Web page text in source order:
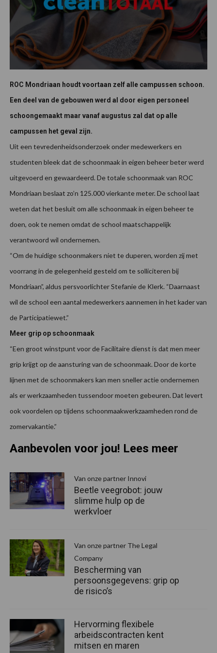
ROC Mondriaan houdt voortaan zelf alle campussen schoon.
Een deel van de gebouwen werd al door eigen personeel
schoongemaakt maar vanaf augustus zal dat op alle
campussen het geval zijn.
Uit een tevredenheidsonderzoek onder medewerkers en
studenten bleek dat de schoonmaak in eigen beheer beter werd
uitgevoerd en gewaardeerd. De totale schoonmaak van ROC
Mondriaan beslaat zo’n 125.000 vierkante meter. De school laat
weten dat het besluit om alle schoonmaak in eigen beheer te
doen, ook te nemen omdat de school maatschappelijk
verantwoord wil ondernemen.
“Om de huidige schoonmakers niet te duperen, worden zij met
voorrang in de gelegenheid gesteld om te solliciteren bij
Mondriaan”, aldus persvoorlichter Stefanie de Klerk. “Daarnaast
wil de school een aantal medewerkers aannemen in het kader van
de Participatiewet.”
Meer grip op schoonmaak
“Een groot winstpunt voor de Facilitaire dienst is dat men meer
grip krijgt op de aansturing van de schoonmaak. Door de korte
lijnen met de schoonmakers kan men sneller actie ondernemen
als er werkzaamheden tussendoor moeten gebeuren. Dat levert
ook voordelen op tijdens schoonmaakwerkzaamheden rond de
zomervakantie.”
Aanbevolen voor jou! Lees meer
Van onze partner Innovi
Beetle veegrobot: jouw
slimme hulp op de
werkvloer
Van onze partner The Legal
Company
Bescherming van
persoonsgegevens: grip op
de risico’s
Hervorming flexibele
arbeidscontracten kent
mitsen en maren